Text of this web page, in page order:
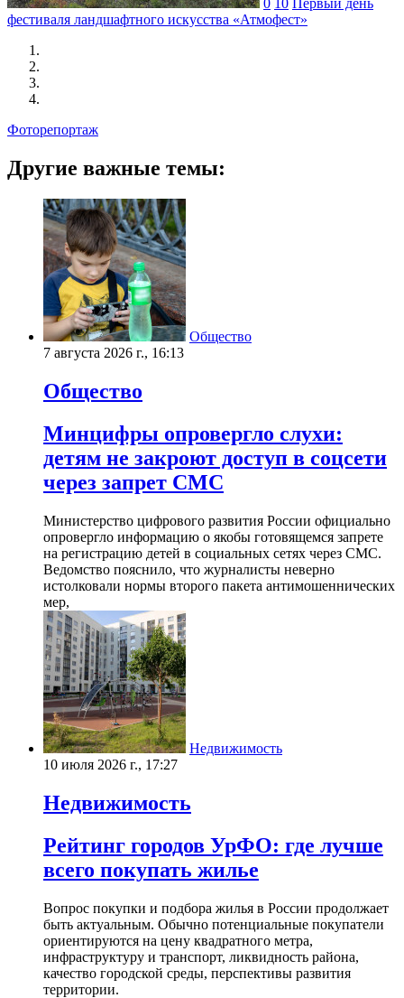
0 10
Первый день
фестиваля ландшафтного искусства «Атмофест»
Фоторепортаж
Другие важные темы:
Общество
7 августа 2026 г., 16:13
Общество
Минцифры опровергло слухи:
детям не закроют доступ в соцсети
через запрет СМС
Министерство цифрового развития России официально
опровергло информацию о якобы готовящемся запрете
на регистрацию детей в социальных сетях через СМС.
Ведомство пояснило, что журналисты неверно
истолковали нормы второго пакета антимошеннических
мер,
Недвижимость
10 июля 2026 г., 17:27
Недвижимость
Рейтинг городов УрФО: где лучше
всего покупать жилье
Вопрос покупки и подбора жилья в России продолжает
быть актуальным. Обычно потенциальные покупатели
ориентируются на цену квадратного метра,
инфраструктуру и транспорт, ликвидность района,
качество городской среды, перспективы развития
территории.